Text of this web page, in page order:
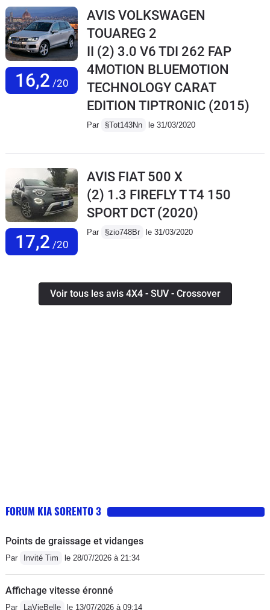
16,2 /20
AVIS VOLKSWAGEN
TOUAREG 2
II (2) 3.0 V6 TDI 262 FAP
4MOTION BLUEMOTION
TECHNOLOGY CARAT
EDITION TIPTRONIC (2015)
Par §Tot143Nn le 31/03/2020
17,2 /20
AVIS FIAT 500 X
(2) 1.3 FIREFLY T T4 150
SPORT DCT(2020)
Par §zio748Br le 31/03/2020
Voir tous les avis 4X4 - SUV - Crossover
FORUM KIA SORENTO 3
Points de graissage et vidanges
Par Invité Tim le 28/07/2026 à 21:34
Affichage vitesse éronné
Par LaVieBelle le 13/07/2026 à 09:14